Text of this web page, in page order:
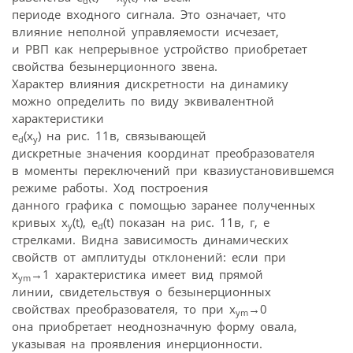
периоде входного сигнала. Это означает, что
влияние неполной управляемости исчезает,
и РВП как непрерывное устройство приобретает
свойства безынерционного звена.
Характер влияния дискретности на динамику
можно определить по виду эквивалентной
характеристики
ed(xy) на рис. 11в, связывающей
дискретные значения координат преобразователя
в моменты переключений при квазиустановившемся
режиме работы. Ход построения
данного графика с помощью заранее полученных
кривых xy(t), ed(t) показан на рис. 11в, г, е
стрелками. Видна зависимость динамических
свойств от амплитуды отклонений: если при
xym →1 характеристика имеет вид прямой
линии, свидетельствуя о безынерционных
свойствах преобразователя, то при xym →0
она приобретает неоднозначную форму овала,
указывая на проявления инерционности.